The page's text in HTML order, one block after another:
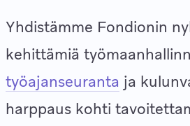
Yhdistämme Fondionin
kehittämiä
työajanseuranta ja
harppaus kohti